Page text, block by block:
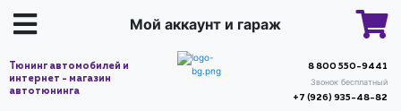
Мой аккаунт и гараж
Тюнинг автомобилей и
интернет - магазин
автотюнинга
8 800 550-9441
Звонок бесплатный
+7 (926) 935-48-82